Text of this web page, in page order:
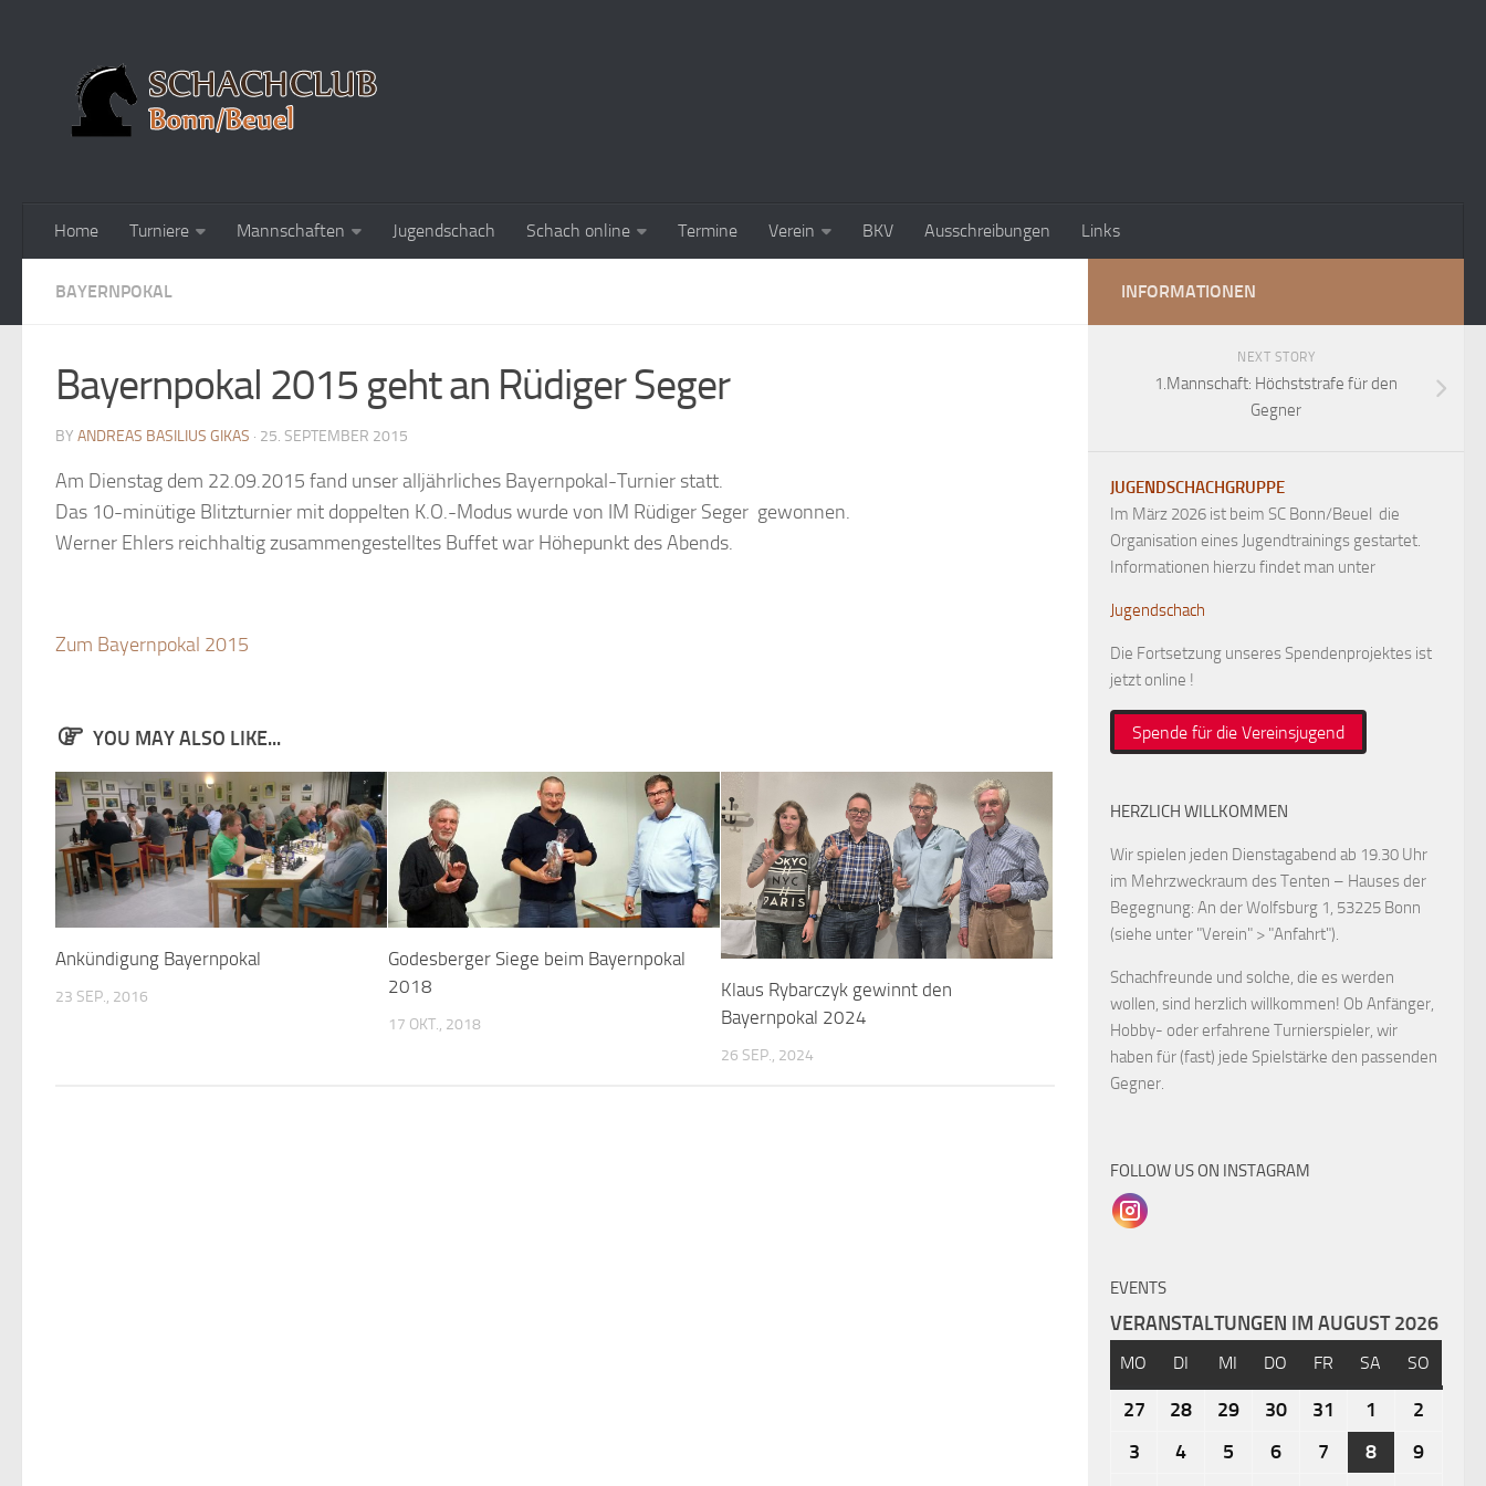
Home Turniere Mannschaften Jugendschach Schach online Termine Verein BKV Ausschreibungen Links
BAYERNPOKAL
Bayernpokal 2015 geht an Rüdiger Seger
BY ANDREAS BASILIUS GIKAS · 25. SEPTEMBER 2015
Am Dienstag dem 22.09.2015 fand unser alljährliches Bayernpokal-Turnier statt.
Das 10-minütige Blitzturnier mit doppelten K.O.-Modus wurde von IM Rüdiger Seger gewonnen.
Werner Ehlers reichhaltig zusammengestelltes Buffet war Höhepunkt des Abends.
Zum Bayernpokal 2015
YOU MAY ALSO LIKE...
Ankündigung Bayernpokal
23 SEP., 2016
Godesberger Siege beim Bayernpokal
2018
17 OKT., 2018
Klaus Rybarczyk gewinnt den
Bayernpokal 2024
26 SEP., 2024
INFORMATIONEN
NEXT STORY
1.Mannschaft: Höchststrafe für den
Gegner
JUGENDSCHACHGRUPPE
Im März 2026 ist beim SC Bonn/Beuel die
Organisation eines Jugendtrainings gestartet.
Informationen hierzu findet man unter
Jugendschach
Die Fortsetzung unseres Spendenprojektes ist
jetzt online !
Spende für die Vereinsjugend
HERZLICH WILLKOMMEN
Wir spielen jeden Dienstagabend ab 19.30 Uhr
im Mehrzweckraum des Tenten – Hauses der
Begegnung: An der Wolfsburg 1, 53225 Bonn
(siehe unter "Verein" > "Anfahrt").
Schachfreunde und solche, die es werden
wollen, sind herzlich willkommen! Ob Anfänger,
Hobby- oder erfahrene Turnierspieler, wir
haben für (fast) jede Spielstärke den passenden
Gegner.
FOLLOW US ON INSTAGRAM
EVENTS
VERANSTALTUNGEN IM AUGUST 2026
MO DI MI DO FR SA SO
27 28 29 30 31 1
2
3
4 5 6 7 8
9